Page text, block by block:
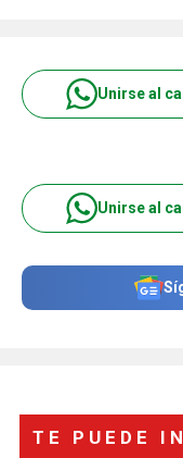
Unirse al
Unirse al
TE PUEDE